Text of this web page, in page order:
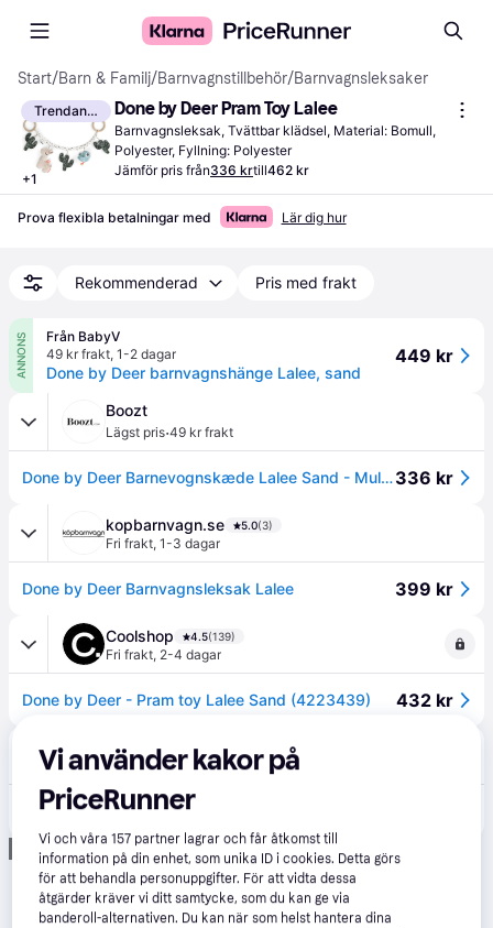
Start/Barn & Familj/Barnvagnstillbehör/Barnvagnsleksaker
Trendande
+1
Done by Deer Pram Toy Lalee
Barnvagnsleksak, Tvättbar klädsel, Material: Bomull,
Polyester, Fyllning: Polyester
Jämför pris från336 krtill462 kr
Prova flexibla betalningar med Lär dig hur
Rekommenderad Pris med frakt
ANNONS
Från BabyV
49 kr frakt, 1-2 dagar
Done by Deer barnvagnshänge Lalee, sand
449 kr
Boozt
Lägst pris·49 kr frakt
Done by Deer Barnevognskæde Lalee Sand - Multi/patterned - 47X 14 cm336 kr
kopbarnvagn.se 5.0(3)
Fri frakt, 1-3 dagar
Done by Deer Barnvagnsleksak Lalee 399 kr
Coolshop 4.5(139)
Fri frakt, 2-4 dagar
Done by Deer - Pram toy Lalee Sand (4223439) 432 kr
Bonti AB 5.0
49 kr frakt
Done by Deer Barnvagnshänge Lalee Sand
Annons
Vi använder kakor på
PriceRunner
Vi och våra157 partner lagrar och får åtkomst till
information på din enhet, som unika ID i cookies. Detta görs
för att behandla personuppgifter. För att vidta dessa
åtgärder kräver vi ditt samtycke, som du kan ge via
banderoll-alternativen. Du kan när som helst hantera dina